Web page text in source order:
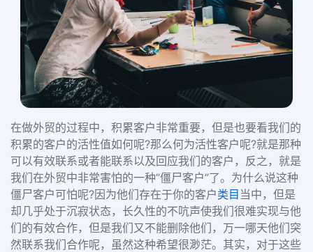
在做外贸的过程中，积累客户非常重要，但是也要看我们的
积累的客户的活性值如何呢?那么何为活性客户呢?就是那种
可以有效联系或者能联系以及回应我们的客户，反之，就是
我们在外贸中非常害怕的一种“僵尸客户”了。为什么说这种
僵尸客户可怕呢?因为他们存在于你的客户类目 当中，但是
却几乎处于沉寂状态，长久性的不吭声使我们很难实现与他
们的有效合作，但是我们又不能删除他们，万一哪天他们突
然联系我们合作呢，虽然这种希望很渺茫。其实，对于这些